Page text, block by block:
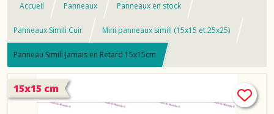
Accueil Panneaux Panneaux en stock
Panneaux Simili Cuir Mini panneaux simili (15x15 et 25x25)
Panneau Simili Jamais en Retard 15x15cm
15x15 cm